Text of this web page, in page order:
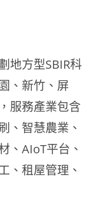
地方型SBIR科
、新竹、屏
服務產業包含
、智慧農業、
、AIoT平台、
、租屋管理、